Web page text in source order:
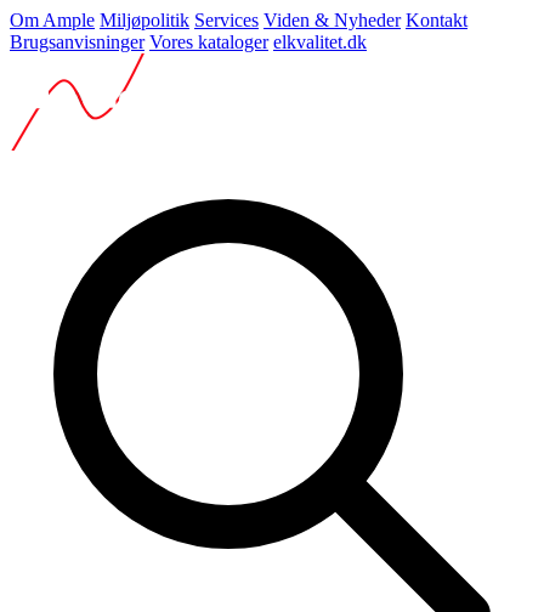
Om Ample Miljøpolitik Services Viden & Nyheder Kontakt
Brugsanvisninger Vores kataloger elkvalitet.dk